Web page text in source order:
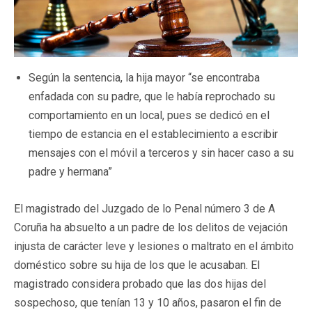
Según la sentencia, la hija mayor “se encontraba
enfadada con su padre, que le había reprochado su
comportamiento en un local, pues se dedicó en el
tiempo de estancia en el establecimiento a escribir
mensajes con el móvil a terceros y sin hacer caso a su
padre y hermana”
El magistrado del Juzgado de lo Penal número 3 de A
Coruña ha absuelto a un padre de los delitos de vejación
injusta de carácter leve y lesiones o maltrato en el ámbito
doméstico sobre su hija de los que le acusaban. El
magistrado considera probado que las dos hijas del
sospechoso, que tenían 13 y 10 años, pasaron el fin de